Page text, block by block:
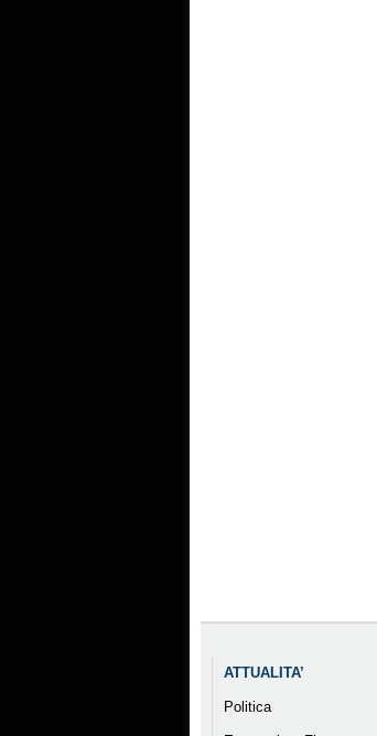
ATTUALITA’
Politica